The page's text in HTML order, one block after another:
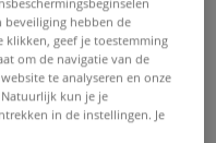
penselen ○
haar
beveiliging hebben de
klikken, geef je toestemming
om de navigatie van de
te analyseren en onze
kun je je
in de instellingen. Je